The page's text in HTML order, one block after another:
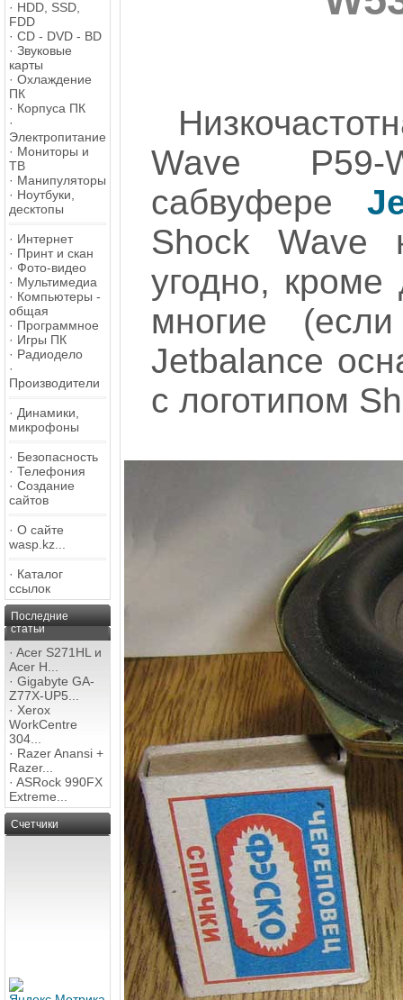
· HDD, SSD,
FDD
· CD - DVD - BD
· Звуковые
карты
· Охлаждение
ПК
· Корпуса ПК
·
Электропитание
· Мониторы и
ТВ
· Манипуляторы
· Ноутбуки,
десктопы
· Интернет
· Принт и скан
· Фото-видео
· Мультимедиа
· Компьютеры -
общая
· Программное
· Игры ПК
· Радиодело
·
Производители
· Динамики,
микрофоны
· Безопасность
· Телефония
· Создание
сайтов
· О сайте
wasp.kz...
· Каталог
ссылок
Последние
статьи
· Acer S271HL и
Acer H...
· Gigabyte GA-
Z77X-UP5...
· Xerox
WorkCentre
304...
· Razer Anansi +
Razer...
· ASRock 990FX
Extreme...
Счетчики
Wave P59-
сабвуфере
Shock Wave
угодно, кроме
многие
Jetbalance
с логотипом